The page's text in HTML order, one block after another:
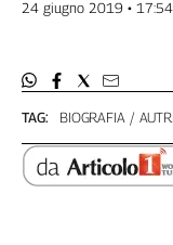
Spi
Inca
Speciali
24 giugno 2019 • 17:54
TAG: BIOGRAFIA